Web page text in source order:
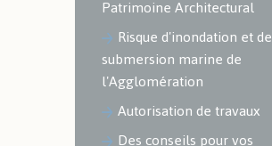
ENVIRONNEMENT -
ESPACES VERTS
Localisation des espaces verts
et naturels sur le territoire
Les espaces verts
Les aires de jeux
Patrimoine Architectural
Risque d'inondation et de
submersion marine de
l'Agglomération
Autorisation de travaux